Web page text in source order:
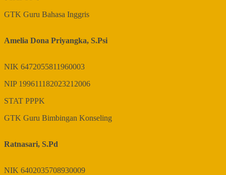
GTK Guru Bahasa Inggris
Amelia Dona Priyangka, S.Psi
NIK 6472055811960003
NIP 199611182023212006
STAT PPPK
GTK Guru Bimbingan Konseling
Ratnasari, S.Pd
NIK 6402035708930009